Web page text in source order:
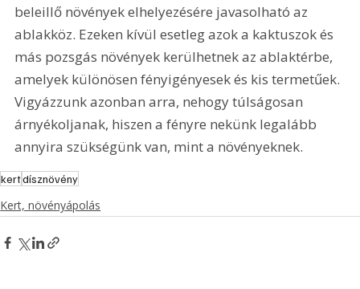
beleillő növények elhelyezésére javasolható az
ablakköz. Ezeken kívül esetleg azok a kaktuszok és
más pozsgás növények kerülhetnek az ablaktérbe,
amelyek különösen fényigényesek és kis termetűek.
Vigyázzunk azonban arra, nehogy túlságosan
árnyékoljanak, hiszen a fényre nekünk legalább
annyira szükségünk van, mint a növényeknek.
kertdísznövény
Kert, növényápolás